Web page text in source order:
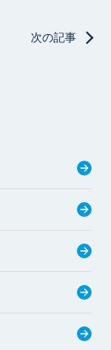
次の記事